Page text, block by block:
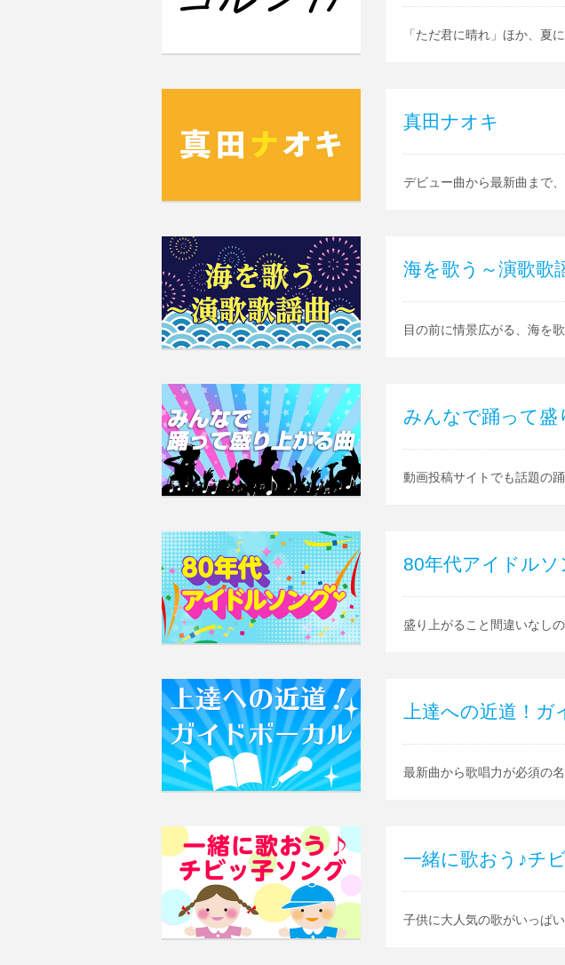
「ただ君に晴れ」ほか、夏
真田ナオキ
デビュー曲から最新曲まで
海を歌う～演歌歌
目の前に情景広がる、海を
みんなで踊って盛
動画投稿サイトでも話題の
80年代アイドルソ
盛り上がること間違いなし
上達への近道！
最新曲から歌唱力が必須の
一緒に歌おう♪チ
子供に大人気の歌がいっぱ